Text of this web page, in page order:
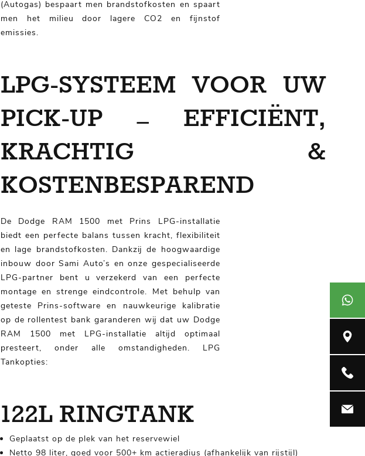
06 27
Rudolf
0548 -
(Autogas) bespaart men brandstofkosten en spaart
men het milieu door lagere CO2 en fijnstof
emissies.
LPG-SYSTEEM VOOR UW
PICK-UP – EFFICIËNT,
KRACHTIG &
KOSTENBESPAREND
De Dodge RAM 1500 met Prins LPG-installatie
biedt een perfecte balans tussen kracht, flexibiliteit
en lage brandstofkosten. Dankzij de hoogwaardige
inbouw door Sami Auto’s en onze gespecialiseerde
LPG-partner bent u verzekerd van een perfecte
montage en strenge eindcontrole. Met behulp van
geteste Prins-software en nauwkeurige kalibratie
op de rollentest bank garanderen wij dat uw Dodge
RAM 1500 met LPG-installatie altijd optimaal
presteert, onder alle omstandigheden. LPG
Tankopties:
122L RINGTANK
Geplaatst op de plek van het reservewiel
Netto 98 liter, goed voor 500+ km actieradius (afhankelijk van rijstijl)